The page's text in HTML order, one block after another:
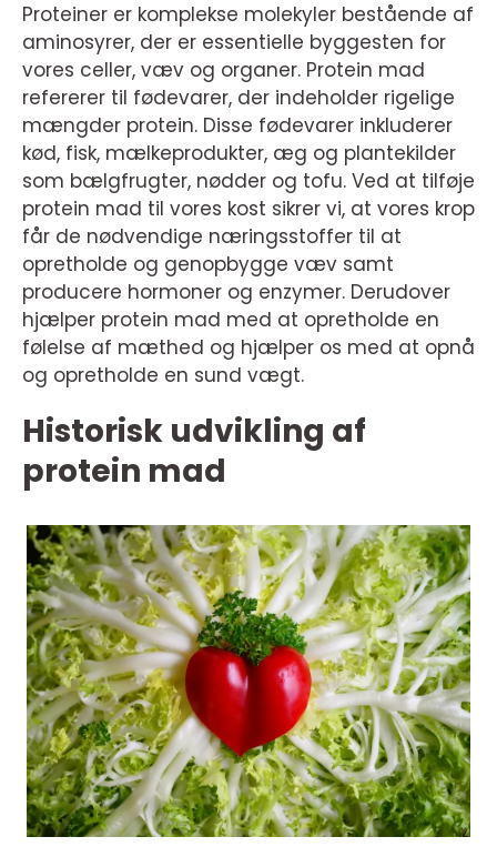
Proteiner er komplekse molekyler bestående af
aminosyrer, der er essentielle byggesten for
vores celler, væv og organer. Protein mad
refererer til fødevarer, der indeholder rigelige
mængder protein. Disse fødevarer inkluderer
kød, fisk, mælkeprodukter, æg og plantekilder
som bælgfrugter, nødder og tofu. Ved at tilføje
protein mad til vores kost sikrer vi, at vores krop
får de nødvendige næringsstoffer til at
opretholde og genopbygge væv samt
producere hormoner og enzymer. Derudover
hjælper protein mad med at opretholde en
følelse af mæthed og hjælper os med at opnå
og opretholde en sund vægt.
Historisk udvikling af
protein mad